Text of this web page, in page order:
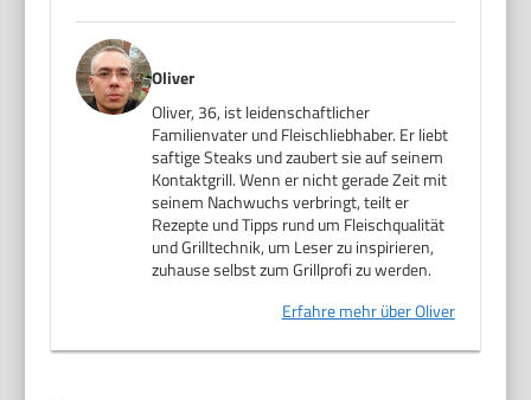
Oliver
Oliver, 36, ist leidenschaftlicher
Familienvater und Fleischliebhaber. Er liebt
saftige Steaks und zaubert sie auf seinem
Kontaktgrill. Wenn er nicht gerade Zeit mit
seinem Nachwuchs verbringt, teilt er
Rezepte und Tipps rund um Fleischqualität
und Grilltechnik, um Leser zu inspirieren,
zuhause selbst zum Grillprofi zu werden.
Erfahre mehr über Oliver